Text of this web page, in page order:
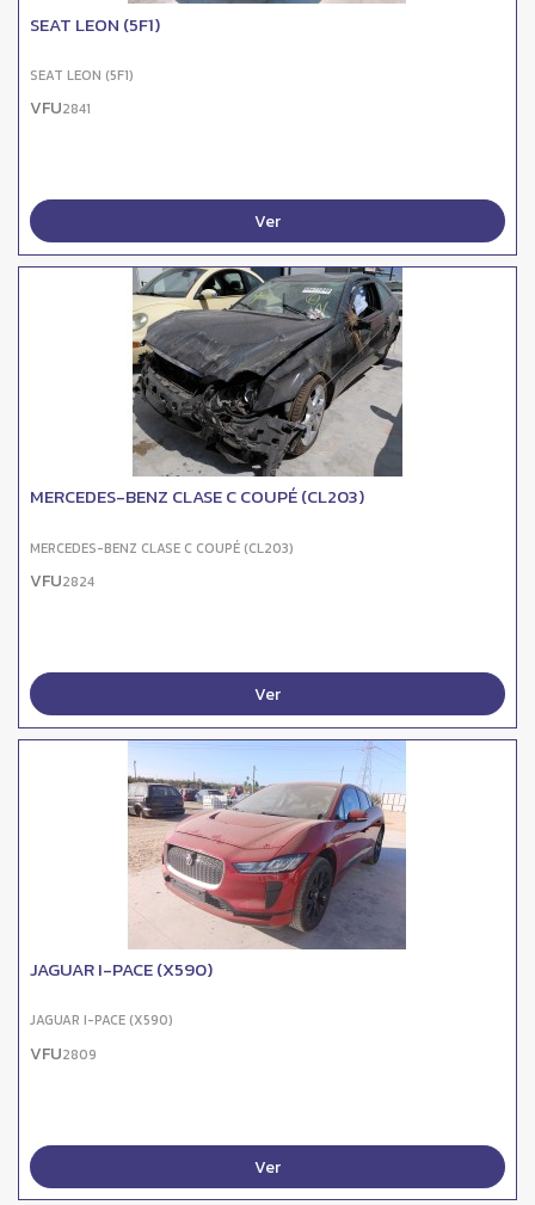
SEAT LEON (5F1)
SEAT LEON (5F1)
VFU2841
Ver
MERCEDES-BENZ CLASE C COUPÉ (CL203)
MERCEDES-BENZ CLASE C COUPÉ (CL203)
VFU2824
Ver
JAGUAR I-PACE (X590)
JAGUAR I-PACE (X590)
VFU2809
Ver